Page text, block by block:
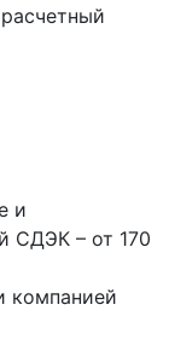
и
СДЭК – от 170
компанией